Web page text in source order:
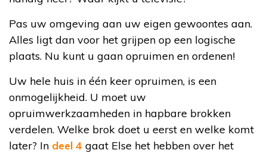
Pas uw omgeving aan uw eigen gewoontes aan.
Alles ligt dan voor het grijpen op een logische
plaats. Nu kunt u gaan opruimen en ordenen!
Uw hele huis in één keer opruimen, is een
onmogelijkheid. U moet uw
opruimwerkzaamheden in hapbare brokken
verdelen. Welke brok doet u eerst en welke komt
later? In deel 4 gaat Else het hebben over het